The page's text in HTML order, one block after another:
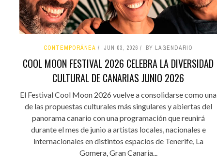
CONTEMPORÁNEA JUN 03, 2026 BY LAGENDARIO
COOL MOON FESTIVAL 2026 CELEBRA LA DIVERSIDAD
CULTURAL DE CANARIAS JUNIO 2026
El Festival Cool Moon 2026 vuelve a consolidarse como una
de las propuestas culturales más singulares y abiertas del
panorama canario con una programación que reunirá
durante el mes de junio a artistas locales, nacionales e
internacionales en distintos espacios de Tenerife, La
Gomera, Gran Canaria...